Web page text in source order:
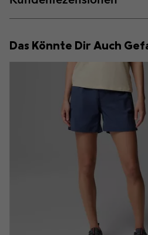
Das Könnte Dir Auch